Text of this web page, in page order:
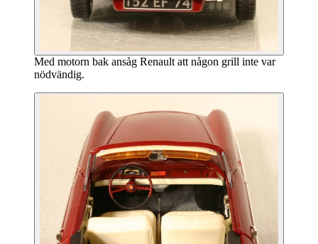
Med motorn bak ansåg Renault att någon grill inte var
nödvändig.